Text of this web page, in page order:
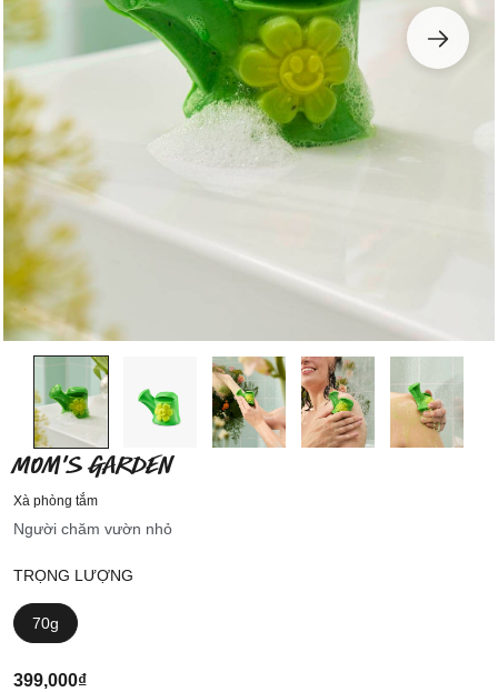
MOM'S GARDEN
Xà phòng tắm
Người chăm vườn nhỏ
TRỌNG LƯỢNG
70g
399,000₫